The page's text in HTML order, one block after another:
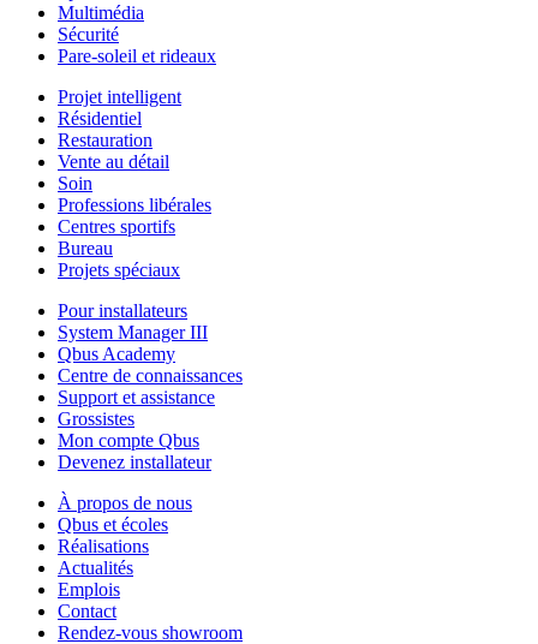
Multimédia
Sécurité
Pare-soleil et rideaux
Projet intelligent
Résidentiel
Restauration
Vente au détail
Soin
Professions libérales
Centres sportifs
Bureau
Projets spéciaux
Pour installateurs
System Manager III
Qbus Academy
Centre de connaissances
Support et assistance
Grossistes
Mon compte Qbus
Devenez installateur
À propos de nous
Qbus et écoles
Réalisations
Actualités
Emplois
Contact
Rendez-vous showroom